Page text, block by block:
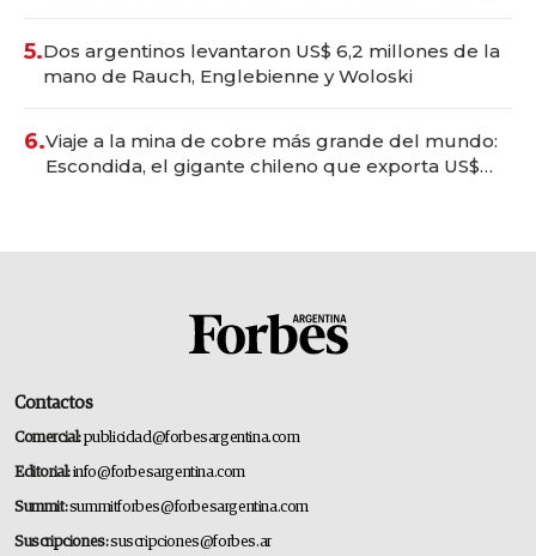
5.Dos argentinos levantaron US$ 6,2 millones de la
mano de Rauch, Englebienne y Woloski
6.Viaje a la mina de cobre más grande del mundo:
Escondida, el gigante chileno que exporta US$
Contactos
Comercial:publicidad@forbesargentina.com
Editorial:info@forbesargentina.com
Summit:summitforbes@forbesargentina.com
Suscripciones:suscripciones@forbes.ar